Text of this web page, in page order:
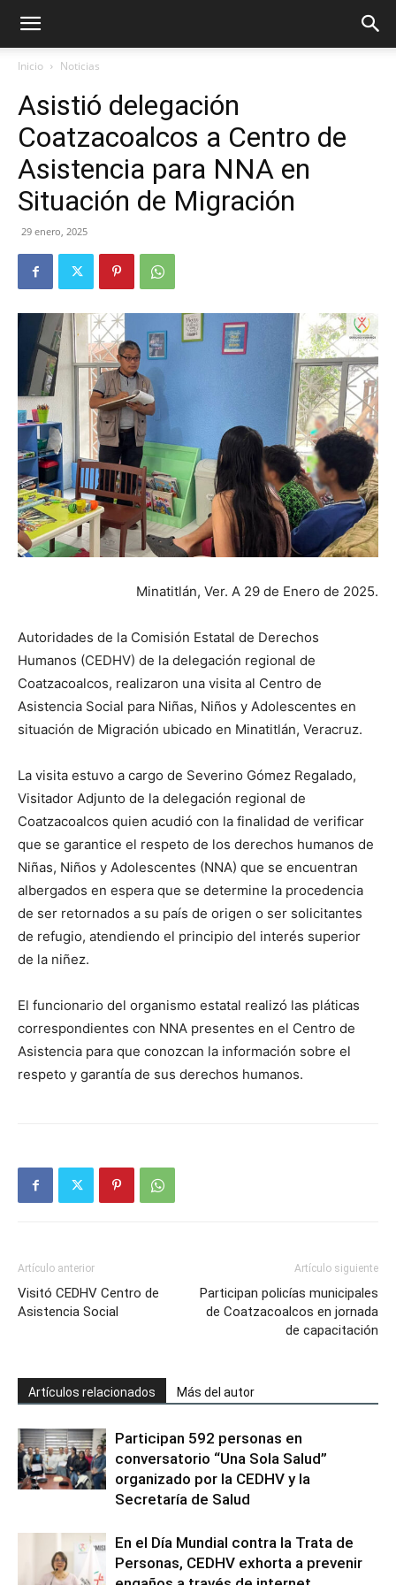
Inicio Noticias
Asistió delegación
Coatzacoalcos a Centro de
Asistencia para NNA en
Situación de Migración
29 enero, 2025
Minatitlán, Ver. A 29 de Enero de 2025.
Autoridades de la Comisión Estatal de Derechos
Humanos (CEDHV) de la delegación regional de
Coatzacoalcos, realizaron una visita al Centro de
Asistencia Social para Niñas, Niños y Adolescentes en
situación de Migración ubicado en Minatitlán, Veracruz.
La visita estuvo a cargo de Severino Gómez Regalado,
Visitador Adjunto de la delegación regional de
Coatzacoalcos quien acudió con la finalidad de verificar
que se garantice el respeto de los derechos humanos de
Niñas, Niños y Adolescentes (NNA) que se encuentran
albergados en espera que se determine la procedencia
de ser retornados a su país de origen o ser solicitantes
de refugio, atendiendo el principio del interés superior
de la niñez.
El funcionario del organismo estatal realizó las pláticas
correspondientes con NNA presentes en el Centro de
Asistencia para que conozcan la información sobre el
respeto y garantía de sus derechos humanos.
Artículo anterior
Visitó CEDHV Centro de
Asistencia Social
Artículo siguiente
Participan policías municipales
de Coatzacoalcos en jornada
de capacitación
Artículos relacionados Más del autor
Participan 592 personas en
conversatorio “Una Sola Salud”
organizado por la CEDHV y la
Secretaría de Salud
En el Día Mundial contra la Trata de
Personas, CEDHV exhorta a prevenir